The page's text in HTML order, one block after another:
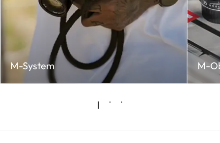
M-System M-